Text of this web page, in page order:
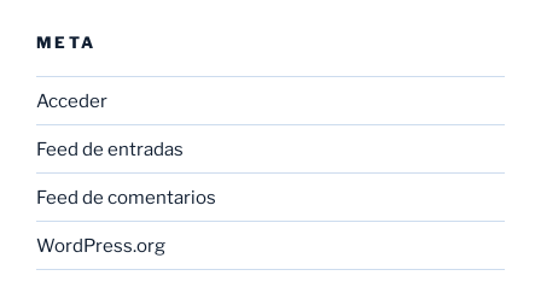
META
Acceder
Feed de entradas
Feed de comentarios
WordPress.org